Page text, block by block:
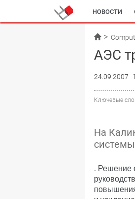
НОВОСТИ
АЭС
24.09.2007
Ключевые
На
. Решение